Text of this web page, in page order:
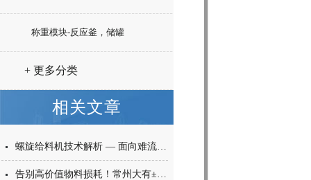
称重模块-反应釜，储罐
+ 更多分类
相关文章
螺旋给料机技术解析 — 面向难流动性粉体的微量高精度称重给料解决方案
告别高价值物料损耗！常州大有±0.001g西林瓶分装，让每一毫克都物尽其用